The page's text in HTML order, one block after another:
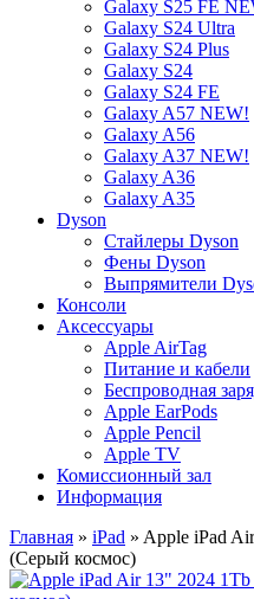
Galaxy S25 FE
Galaxy S24 Ultra
Galaxy S24 Plus
Galaxy S24
Galaxy S24 FE
Galaxy A57 NEW!
Galaxy A56
Galaxy A37 NEW!
Galaxy A36
Galaxy A35
Dyson
Стайлеры Dyson
Фены Dyson
Выпрямители
Консоли
Аксессуары
Apple AirTag
Питание и кабели
Беспроводная
Apple EarPods
Apple Pencil
Apple TV
Комиссионный зал
Информация
Главная » iPad » Apple iPad
(Серый космос)